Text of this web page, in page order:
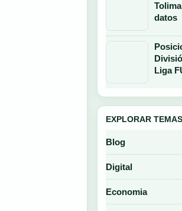
datos
Liga
EXPLORAR TEMAS
Blog
Digital
Economia